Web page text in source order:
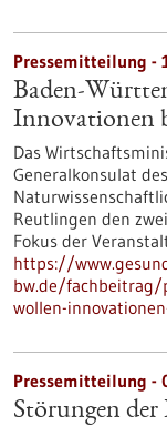
Pressemitteilung -
Baden-
Innovationen
Das
Generalkonsulat
Reutlingen den
Fokus der
https://
bw.de/
wollen-
Pressemitteilung -
Störungen